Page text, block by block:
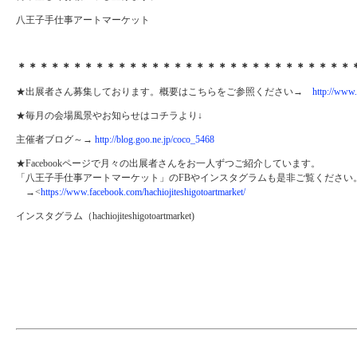
八王子手仕事アートマーケット
＊＊＊＊＊＊＊＊＊＊＊＊＊＊＊＊＊＊＊＊＊＊＊＊＊＊＊＊＊＊
★出展者さん募集しております。概要はこちらをご参照ください→ http://
★毎月の会場風景やお知らせはコチラより↓
主催者ブログ～→ http://blog.goo.ne.jp/coco_5468
★Facebookページで月々の出展者さんをお一人ずつご紹介しています。
「八王子手仕事アートマーケット」のFBやインスタグラムも是非ご覧ください。
→<https://www.facebook.com/hachiojiteshigotoartmarket/
インスタグラム（hachiojiteshigotoartmarket)